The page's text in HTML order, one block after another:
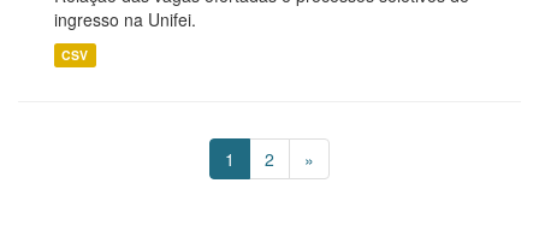
ingresso na Unifei.
CSV
1 2 »